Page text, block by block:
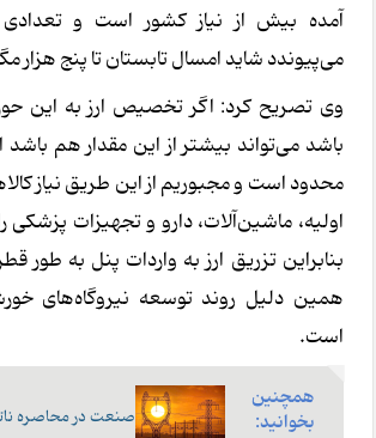
آمده بیش از نیاز کشور است و
می‌پیوندد شاید امسال تابستان تا پنج هزار
وی تصریح کرد: اگر تخصیص ارز به این
باشد می‌تواند بیشتر از این مقدار هم باشد
محدود است و مجبوریم از این طریق نیاز
اولیه، ماشین‌آلات، دارو و تجهیزات پزشکی
بنابراین تزریق ارز به واردات پنل به طور
همین دلیل روند توسعه نیروگاه‌های
است.
همچنین
بخوانید:
صنعت در محاصره